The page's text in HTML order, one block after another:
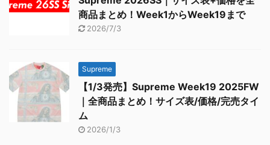
商品まとめ！Week1からWeek19まで
2026/7/3
Supreme
【1/3発売】Supreme Week19 2025FW
｜全商品まとめ！サイズ表/価格/完売タイ
ム
2026/1/3